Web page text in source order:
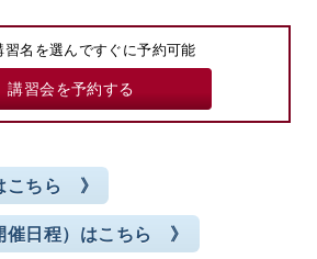
習名を選んですぐに予約可能
講習会を予約する
こちら 》
催日程）はこちら 》